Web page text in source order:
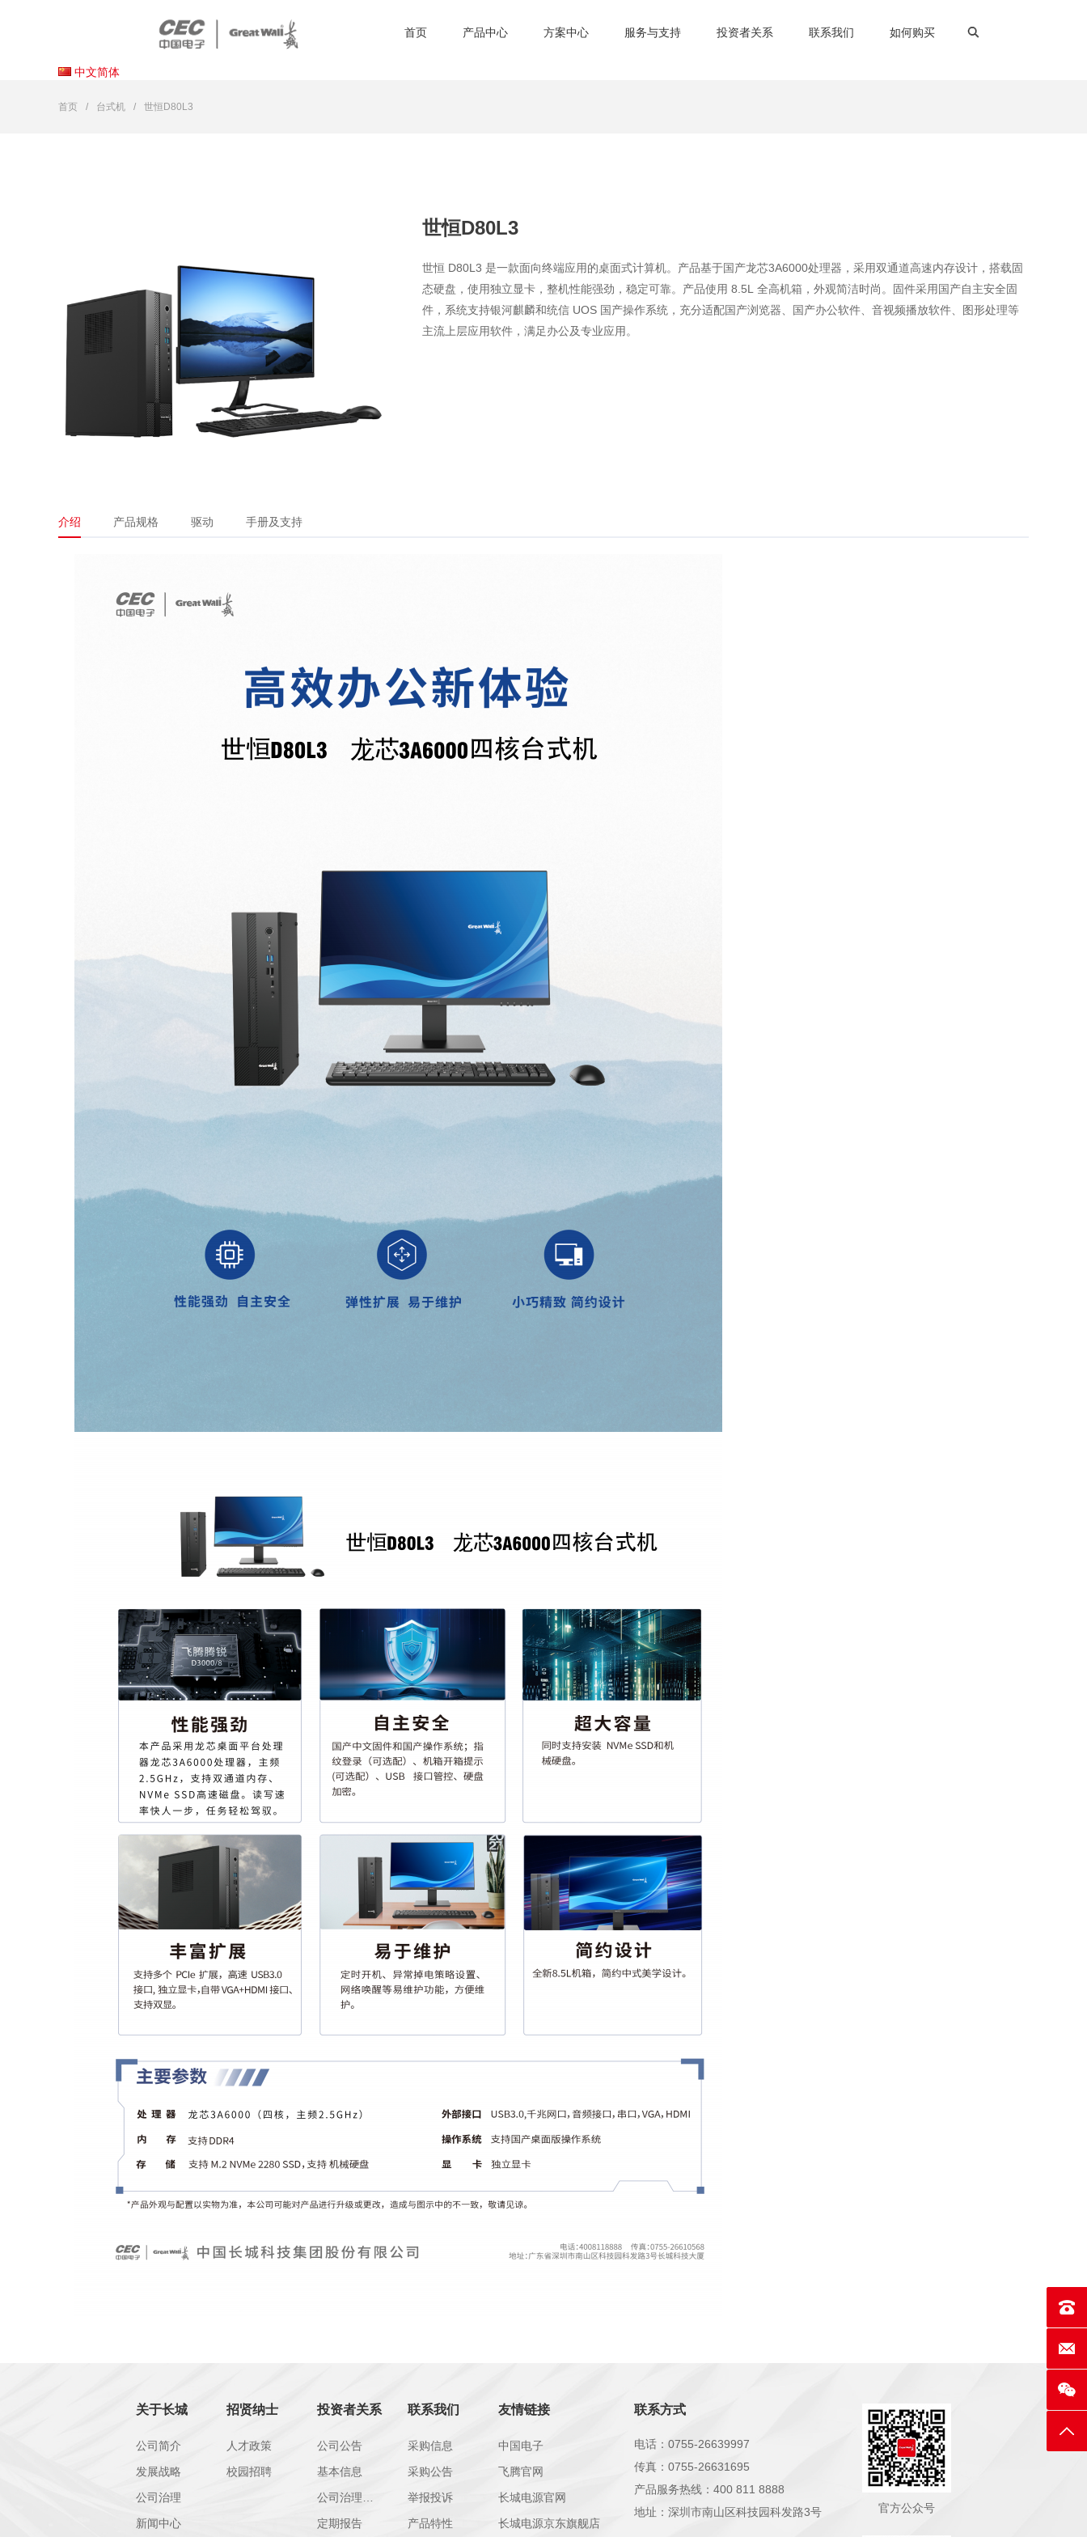
首页 产品中心 方案中心 服务与支持 投资者关系 联系我们 如何购买
中文简体
首页 台式机 世恒D80L3
世恒D80L3
世恒 D80L3 是一款面向终端应用的桌面式计算机。产品基于国产龙芯3A6000处理器，采用双通道高速内存设计，搭载固
态硬盘，使用独立显卡，整机性能强劲，稳定可靠。产品使用 8.5L 全高机箱，外观简洁时尚。固件采用国产自主安全固
件，系统支持银河麒麟和统信 UOS 国产操作系统，充分适配国产浏览器、国产办公软件、音视频播放软件、图形处理等
主流上层应用软件，满足办公及专业应用。
介绍 产品规格 驱动 手册及支持
关于长城
公司简介
发展战略
公司治理
新闻中心
招贤纳士
人才政策
校园招聘
投资者关系
公司公告
基本信息
定期报告
联系我们
采购信息
采购公告
举报投诉
产品特性
友情链接
中国电子
飞腾官网
长城电源官网
长城电源京东旗舰店
联系方式
电话：0755-26639997
传真：0755-26631695
产品服务热线：400 811 8888
地址：深圳市南山区科技园科发路3号
官方公众号
联系
E-
返回